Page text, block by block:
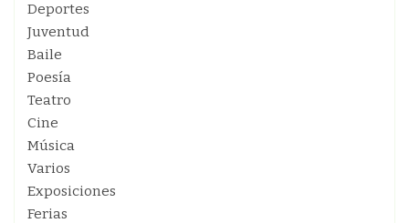
Deportes
Juventud
Baile
Poesía
Teatro
Cine
Música
Varios
Exposiciones
Ferias